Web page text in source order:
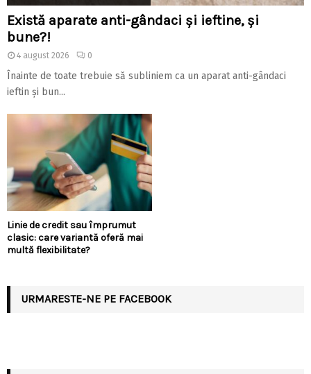
Există aparate anti-gândaci și ieftine, și
bune?!
4 august 2026 0
Înainte de toate trebuie să subliniem ca un aparat anti-gândaci
ieftin și bun...
Linie de credit sau împrumut
clasic: care variantă oferă mai
multă flexibilitate?
URMARESTE-NE PE FACEBOOK